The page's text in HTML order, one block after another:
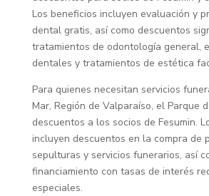
Los beneficios incluyen evaluación y
dental gratis, así como descuentos
tratamientos de odontología general,
dentales y tratamientos de estética
Para quienes necesitan servicios
Mar, Región de Valparaíso, el Parque
descuentos a los socios de Fesumin.
incluyen descuentos en la compra de
sepulturas y servicios funerarios, así
financiamiento con tasas de interés
especiales.